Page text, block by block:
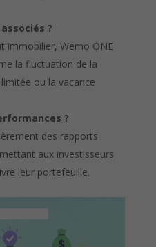
?
immobilier, Wemo ONE
la fluctuation de la
ou la vacance
?
des rapports
aux investisseurs
leur portefeuille.